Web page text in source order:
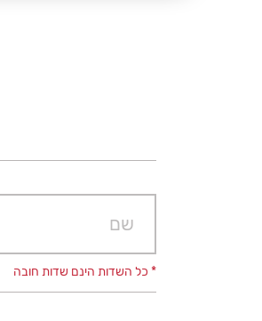
* כל השדות הינם שדות חובה